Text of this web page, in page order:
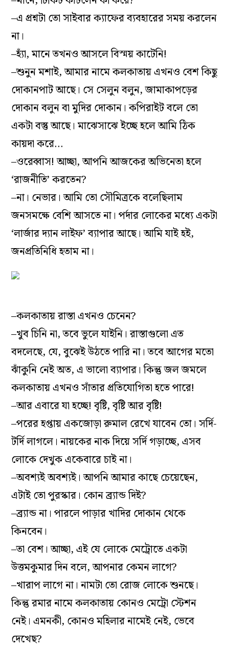
–এ প্রশ্নটা তো সাইবার ক্যাফের ব্যবহারের সময় করলেন
না।
–হ্যাঁ, মানে তখনও আসলে বিস্ময় কাটেনি!
–শুনুন মশাই, আমার নামে কলকাতায় এখনও বেশ কিছু
দোকানপাট আছে। সে সেলুন বলুন, জামাকাপড়ের
দোকান বলুন বা মুদির দোকান। কপিরাইট বলে তো
একটা বস্তু আছে। মাঝেসাঝে ইচ্ছে হলে আমি ঠিক
কায়দা করে…
–ওরেব্বাস! আচ্ছা, আপনি আজকের অভিনেতা হলে
‘রাজনীতি’ করতেন?
–না। নেভার। আমি তো সৌমিত্রকে বলেছিলাম
জনসমক্ষে বেশি আসতে না। পর্দার লোকের মধ্যে একটা
‘লার্জার দ্যান লাইফ’ ব্যাপার আছে। আমি যাই হই,
জনপ্রতিনিধি হতাম না।
–কলকাতায় রাস্তা এখনও চেনেন?
–খুব চিনি না, তবে ভুলে যাইনি। রাস্তাগুলো এত
বদলেছে, যে, বুঝেই উঠতে পারি না। তবে আগের মতো
ঝাঁকুনি নেই অত, এ ভালো ব্যাপার। কিন্তু জল জমলে
কলকাতায় এখনও সাঁতার প্রতিযোগিতা হতে পারে!
–আর এবারে যা হচ্ছে! বৃষ্টি, বৃষ্টি আর বৃষ্টি!
–পরের হপ্তায় একজোড়া রুমাল রেখে যাবেন তো। সর্দি-
টর্দি লাগলে। নায়কের নাক দিয়ে সর্দি গড়াচ্ছে, এসব
লোকে দেখুক একেবারে চাই না।
–অবশ্যই অবশ্যই। আপনি আমার কাছে চেয়েছেন,
এটাই তো পুরস্কার। কোন ব্র্যান্ড দিই?
–ব্র্যান্ড না। পারলে পাড়ার খাদির দোকান থেকে
কিনবেন।
–তা বেশ। আচ্ছা, এই যে লোকে মেট্রোতে একটা
উত্তমকুমার দিন বলে, আপনার কেমন লাগে?
–খারাপ লাগে না। নামটা তো রোজ লোকে শুনছে।
কিন্তু রমার নামে কলকাতায় কোনও মেট্রো স্টেশন
নেই। এমনকী, কোনও মহিলার নামেই নেই, ভেবে
দেখেছ?